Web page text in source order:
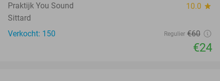
Praktijk You Sound 10.0 star
Sittard
Verkocht: 150
Regulier €60
€24